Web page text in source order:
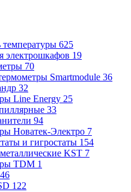
температуры 625
электрошкафов 19
70
Smartmodule 36
32
Line Energy 25
33
94
Новатек-Электро 7
и гигростаты 154
KST 7
TDM 1
46
122